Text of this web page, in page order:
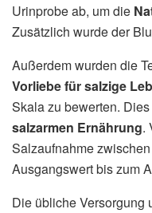
Urinprobe ab, um die
Zusätzlich wurde der
Außerdem wurden die
Vorliebe für salzige
Skala zu bewerten.
salzarmen Ernährung.
Salzaufnahme
Ausgangswert bis zum
Die übliche Versorgung